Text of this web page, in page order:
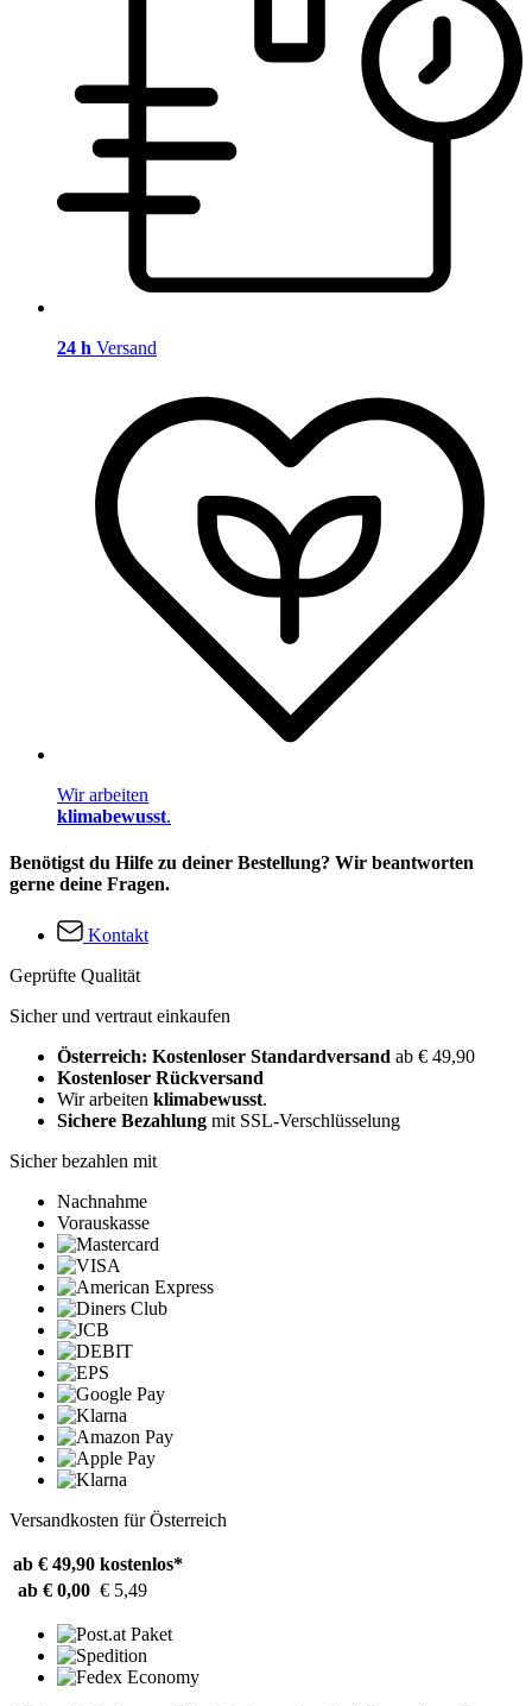
24 h Versand
Wir arbeiten
klimabewusst.
Benötigst du Hilfe zu deiner Bestellung? Wir beantworten
gerne deine Fragen.
Kontakt
Geprüfte Qualität
Sicher und vertraut einkaufen
Österreich: Kostenloser Standardversand ab € 49,90
Kostenloser Rückversand
Wir arbeiten klimabewusst.
Sichere Bezahlung mit SSL-Verschlüsselung
Sicher bezahlen mit
Nachnahme
Vorauskasse
Versandkosten für Österreich
ab € 49,90 kostenlos*
ab € 0,00 € 5,49